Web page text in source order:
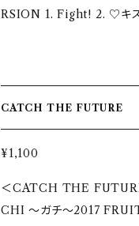
RSION 1. Fight! 2. ♡キス
CATCH THE FUTURE
¥1,100
＜CATCH THE
CHI 〜